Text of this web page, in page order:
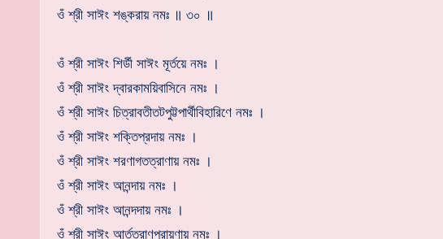
ওঁ শ্রী সাঈং শঙ্করায় নমঃ ॥ ৩০ ॥
ওঁ শ্রী সাঈং শির্ডী সাঈং মূর্তয়ে নমঃ ।
ওঁ শ্রী সাঈং দ্বারকাময়িবাসিনে নমঃ ।
ওঁ শ্রী সাঈং চিত্রাবতীতটপুট্টপার্থীবিহারিণে নমঃ ।
ওঁ শ্রী সাঈং শক্তিপ্রদায় নমঃ ।
ওঁ শ্রী সাঈং শরণাগতত্রাণায় নমঃ ।
ওঁ শ্রী সাঈং আনন্দায় নমঃ ।
ওঁ শ্রী সাঈং আনন্দদায় নমঃ ।
ওঁ শ্রী সাঈং আর্তত্রাণপরায়ণায় নমঃ ।